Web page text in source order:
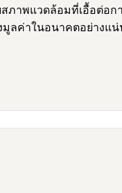
าพแวดล้อมที่เอื้อต่อก
มูลค่าในอนาคตอย่างแ